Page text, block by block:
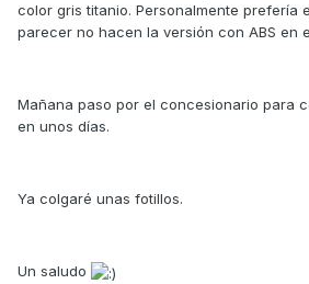
color gris titanio. Personalmente prefería
parecer no hacen la versión con ABS en
Mañana paso por el concesionario para
en unos días.
Ya colgaré unas fotillos.
Un saludo